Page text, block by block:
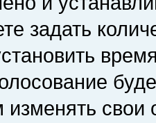
задать
изменять свои